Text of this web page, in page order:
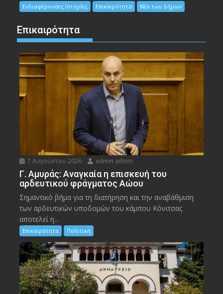
Ενδιαφέρουσες Ιστορίες Επικαιρότητα Νέα των Δήμων
Επικαιρότητα
7 Αυγούστου 2026 admin admin
Γ. Αμυράς: Αναγκαία η επισκευή του
αρδευτικού φράγματος Αώου
Σημαντικό βήμα για τη διατήρηση και την αναβάθμιση
των αρδευτικών υποδομών του κάμπου Κόνιτσας
αποτελεί η...
Επικαιρότητα Πολιτική